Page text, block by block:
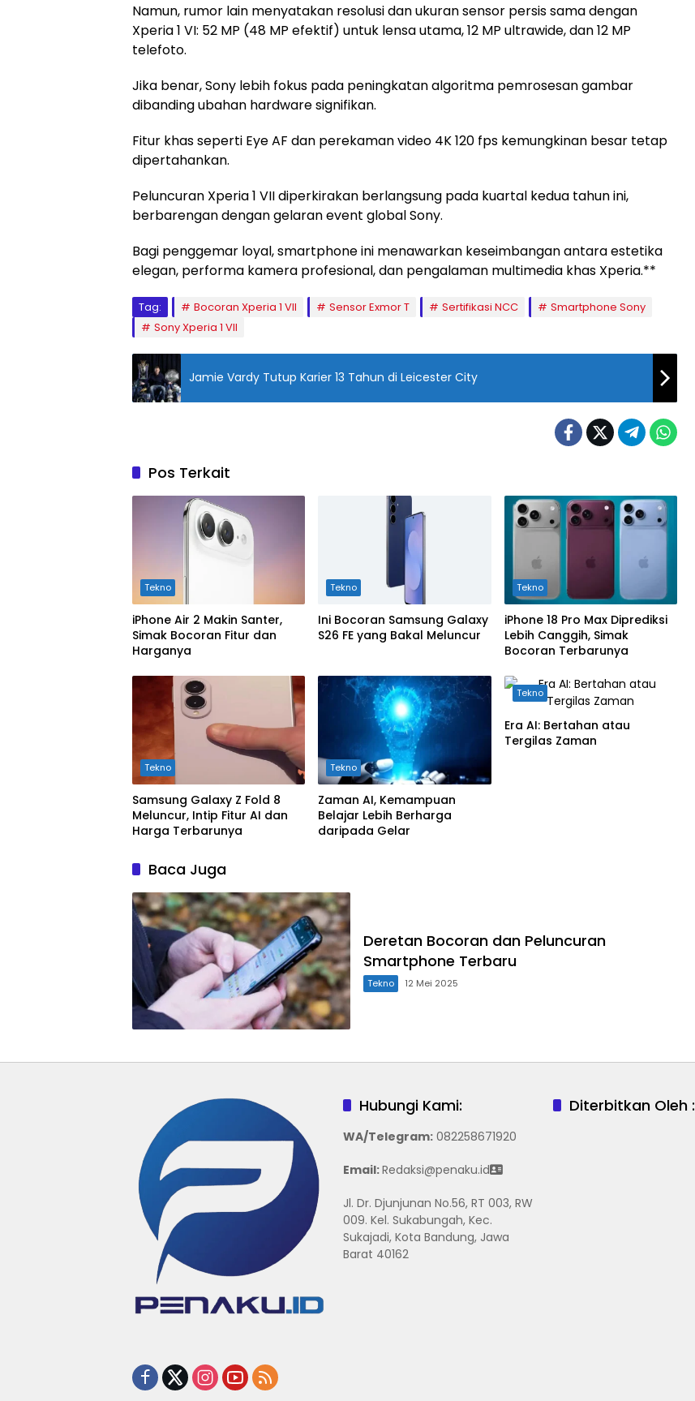
Namun, rumor lain menyatakan resolusi dan ukuran sensor persis sama dengan
Xperia 1 VI: 52 MP (48 MP efektif) untuk lensa utama, 12 MP ultrawide, dan 12 MP
telefoto.
Jika benar, Sony lebih fokus pada peningkatan algoritma pemrosesan gambar
dibanding ubahan hardware signifikan.
Fitur khas seperti Eye AF dan perekaman video 4K 120 fps kemungkinan besar tetap
dipertahankan.
Peluncuran Xperia 1 VII diperkirakan berlangsung pada kuartal kedua tahun ini,
berbarengan dengan gelaran event global Sony.
Bagi penggemar loyal, smartphone ini menawarkan keseimbangan antara estetika
elegan, performa kamera profesional, dan pengalaman multimedia khas Xperia.**
Tag: Bocoran Xperia 1 VII Sensor Exmor T Sertifikasi NCC
Smartphone Sony
Sony Xperia 1 VII
Jamie Vardy Tutup Karier 13 Tahun di Leicester City
Pos Terkait
Tekno
iPhone Air 2 Makin Santer,
Simak Bocoran Fitur dan
Harganya
Tekno
Ini Bocoran Samsung Galaxy
S26 FE yang Bakal Meluncur
Tekno
iPhone 18 Pro Max Diprediksi
Lebih Canggih, Simak
Bocoran Terbarunya
Tekno
Samsung Galaxy Z Fold 8
Meluncur, Intip Fitur AI dan
Harga Terbarunya
Tekno
Zaman AI, Kemampuan
Belajar Lebih Berharga
daripada Gelar
Tekno
Era AI: Bertahan atau
Tergilas Zaman
Baca Juga
Deretan Bocoran dan Peluncuran
Smartphone Terbaru
Tekno 12 Mei 2025
Hubungi Kami:
WA/Telegram:082258671920
Email:Redaksi@penaku.id
Jl. Dr. Djunjunan No.56, RT 003, RW
009. Kel. Sukabungah, Kec.
Sukajadi, Kota Bandung, Jawa
Barat 40162
Diterbitkan Oleh :